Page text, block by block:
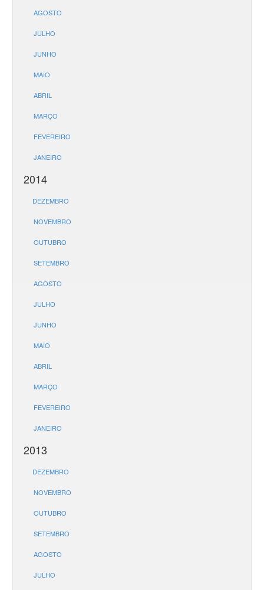
AGOSTO
JULHO
JUNHO
MAIO
ABRIL
MARÇO
FEVEREIRO
JANEIRO
2014
DEZEMBRO
NOVEMBRO
OUTUBRO
SETEMBRO
AGOSTO
JULHO
JUNHO
MAIO
ABRIL
MARÇO
FEVEREIRO
JANEIRO
2013
DEZEMBRO
NOVEMBRO
OUTUBRO
SETEMBRO
AGOSTO
JULHO